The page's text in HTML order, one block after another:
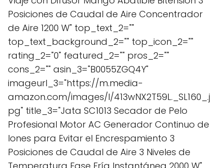
Posiciones de Caudal de Aire Concentrador
de Aire 1200 W" top_text_2=""
top_text_background_2="" top_icon_2=""
rating_2="0" featured_2="" pros_2=""
cons_2="" asin_3="B0055ZGQ4Y"
imageurl_3="https://m.media-
amazon.com/images/I/413wNX2T59L._SL160_.j
pg" title_3="Jata SC1013 Secador de Pelo
Profesional Motor AC Generador Continuo de
Iones para Evitar el Encrespamiento 3
Posiciones de Caudal de Aire 3 Niveles de